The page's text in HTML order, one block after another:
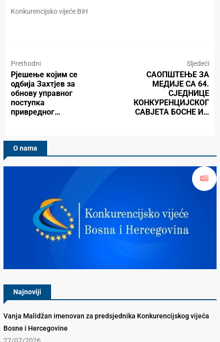
Konkurencijsko vijeće BiH
Prethodni
Рјешење којим се
одбија Захтјев за
обнову управног
поступка
привредног…
Sljedeći
САОПШТЕЊЕ ЗА
МЕДИЈЕ СА 64.
СЈЕДНИЦЕ
КОНКУРЕНЦИЈСКОГ
САВЈЕТА БОСНЕ И…
O nama
Najnoviji
Vanja Malidžan imenovan za predsjednika Konkurencijskog vijeća
Bosne i Hercegovine